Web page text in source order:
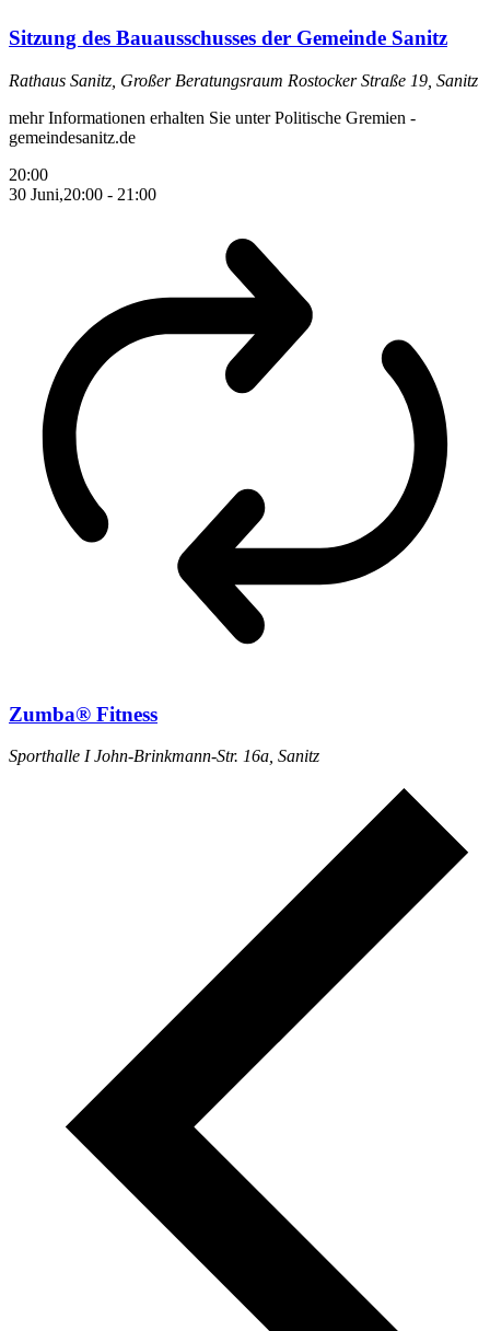
Sitzung des Bauausschusses der Gemeinde Sanitz
Rathaus Sanitz, Großer Beratungsraum Rostocker Straße 19, Sanitz
mehr Informationen erhalten Sie unter Politische Gremien -
gemeindesanitz.de
20:00
30 Juni,20:00 - 21:00
Zumba® Fitness
Sporthalle IJohn-Brinkmann-Str. 16a, Sanitz